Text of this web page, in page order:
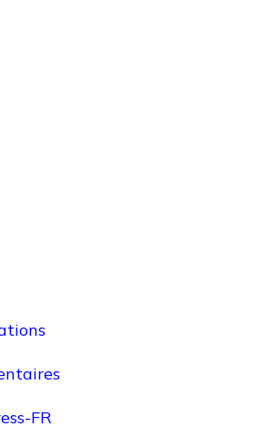
FR